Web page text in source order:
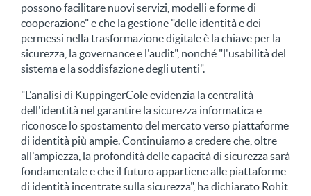
possono facilitare nuovi servizi, modelli e forme di
cooperazione" e che la gestione "delle identità e dei
permessi nella trasformazione digitale è la chiave per la
sicurezza, la governance e l'audit", nonché "l'usabilità del
sistema e la soddisfazione degli utenti".
"L'analisi di KuppingerCole evidenzia la centralità
dell'identità nel garantire la sicurezza informatica e
riconosce lo spostamento del mercato verso piattaforme
di identità più ampie. Continuiamo a credere che, oltre
all'ampiezza, la profondità delle capacità di sicurezza sarà
fondamentale e che il futuro appartiene alle piattaforme
di identità incentrate sulla sicurezza", ha dichiarato Rohit